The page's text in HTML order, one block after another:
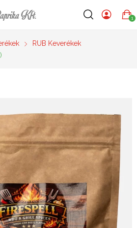
Kft. 1
RUB Keverékek